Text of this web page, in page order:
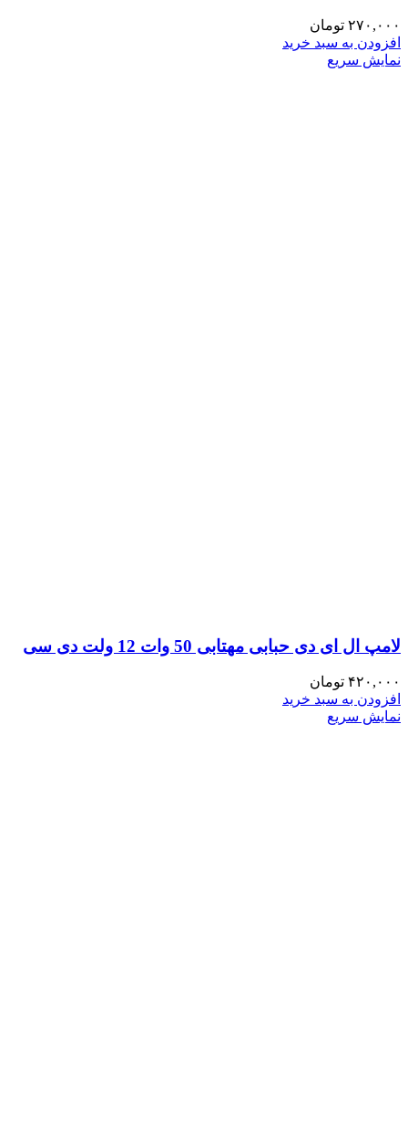
۲۷۰,۰۰۰ تومان
افزودن به سبد خرید
نمایش سریع
لامپ ال ای دی حبابی مهتابی 50 وات 12 ولت دی سی
۴۲۰,۰۰۰ تومان
افزودن به سبد خرید
نمایش سریع